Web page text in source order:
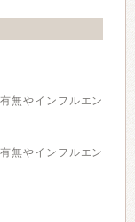
無やインフルエン
無やインフルエン